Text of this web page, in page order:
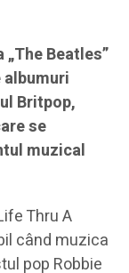
Beatles”
Britpop,
se
muzical
Thru A
când muzica
pop Robbie